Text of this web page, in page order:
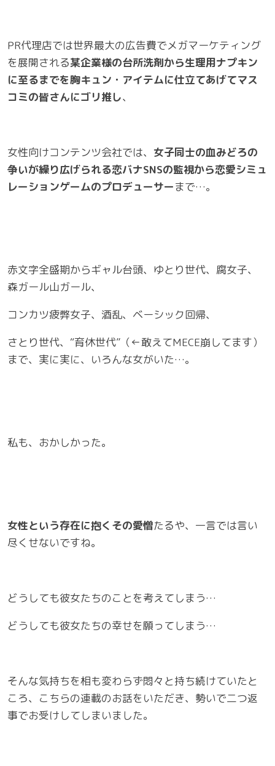
PR代理店では世界最大の広告費でメガマーケティング
を展開される某企業様の台所洗剤から生理用ナプキン
に至るまでを胸キュン・アイテムに仕立てあげてマス
コミの皆さんにゴリ推し、
女性向けコンテンツ会社では、 女子同士の血みどろの
争いが繰り広げられる恋バナSNSの監視から恋愛シミュ
レーションゲームのプロデューサーまで…。
赤文字全盛期からギャル台頭、ゆとり世代、腐女子、
森ガール山ガール、
コンカツ疲弊女子、酒乱、ベーシック回帰、
さとり世代、“育休世代”（←敢えてMECE崩してます）
まで、実に実に、いろんな女がいた…。
私も、おかしかった。
女性という存在に抱くその愛憎たるや、一言では言い
尽くせないですね。
どうしても彼女たちのことを考えてしまう…
どうしても彼女たちの幸せを願ってしまう…
そんな気持ちを相も変わらず悶々と持ち続けていたと
ころ、こちらの連載のお話をいただき、勢いで二つ返
事でお受けしてしまいました。